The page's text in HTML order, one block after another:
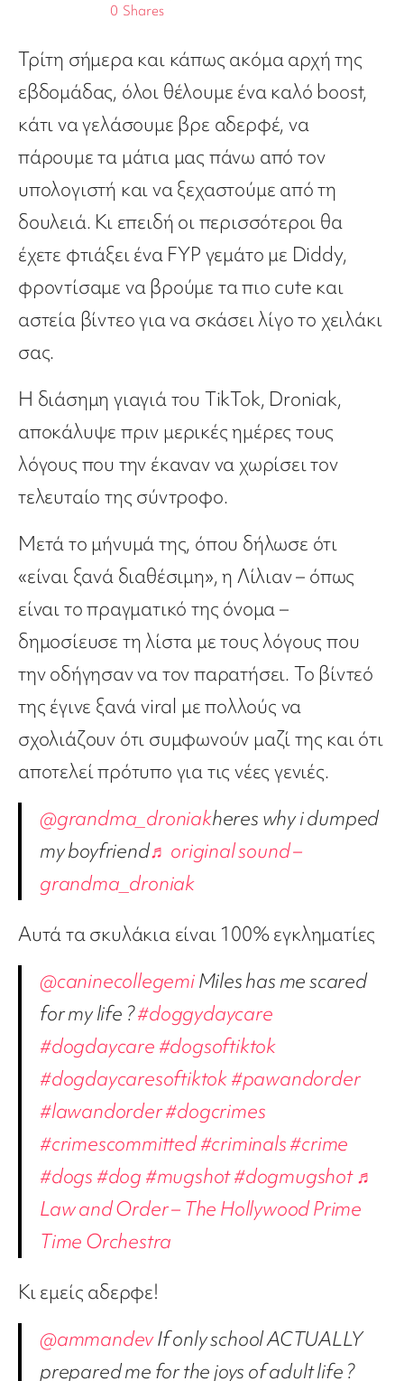
Shares
0
Τρίτη σήμερα και κάπως ακόμα αρχή της
εβδομάδας, όλοι θέλουμε ένα καλό boost,
κάτι να γελάσουμε βρε αδερφέ, να
πάρουμε τα μάτια μας πάνω από τον
υπολογιστή και να ξεχαστούμε από τη
δουλειά. Κι επειδή οι περισσότεροι θα
έχετε φτιάξει ένα FYP γεμάτο με Diddy,
φροντίσαμε να βρούμε τα πιο cute και
αστεία βίντεο για να σκάσει λίγο το χειλάκι
σας.
Η διάσημη γιαγιά του TikTok, Droniak,
αποκάλυψε πριν μερικές ημέρες τους
λόγους που την έκαναν να χωρίσει τον
τελευταίο της σύντροφο.
Μετά το μήνυμά της, όπου δήλωσε ότι
«είναι ξανά διαθέσιμη», η Λίλιαν – όπως
είναι το πραγματικό της όνομα –
δημοσίευσε τη λίστα με τους λόγους που
την οδήγησαν να τον παρατήσει. Το βίντεό
της έγινε ξανά viral με πολλούς να
σχολιάζουν ότι συμφωνούν μαζί της και ότι
αποτελεί πρότυπο για τις νέες γενιές.
@grandma_droniakheres why i dumped
my boyfriend♬ original sound –
grandma_droniak
Αυτά τα σκυλάκια είναι 100% εγκληματίες
@caninecollegemiMiles has me scared
for my life ?#doggydaycare
#dogdaycare #dogsoftiktok
#dogdaycaresoftiktok#pawandorder
#lawandorder#dogcrimes
#crimescommitted#criminals#crime
#dogs #dog #mugshot#dogmugshot ♬
Law and Order – The Hollywood Prime
Time Orchestra
Κι εμείς αδερφε!
@ammandevIf only school ACTUALLY
prepared me for the joys of adult life ?